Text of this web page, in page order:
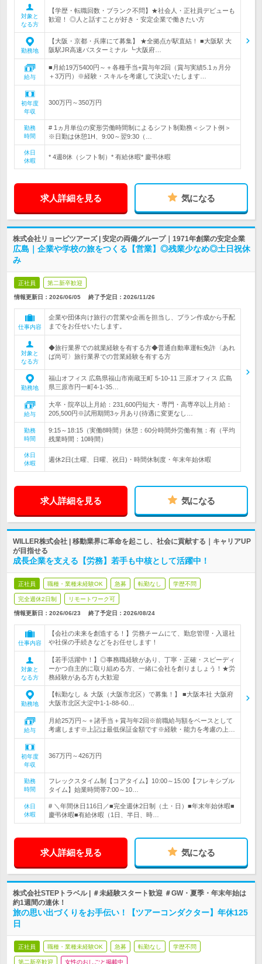
対象と
なる方
【学歴・転職回数・ブランク不問】★社会人・正社員デビューも
歓迎！ ◎人と話すことが好き・安定企業で働きたい方
勤務地
【大阪・京都・兵庫にて募集】 ★全拠点が駅直結！ ■大阪駅 大
阪駅JR高速バスターミナル ┗大阪府…
給与
■月給19万5400円～＋各種手当+賞与年2回（賞与実績5.1ヵ月分
＋3万円）※経験・スキルを考慮して決定いたします…
初年度
年収
300万円～350万円
勤務
時間
# 1ヵ月単位の変形労働時間制によるシフト制勤務＜シフト例＞
※日勤は休憩1H、9:00～翌9:30（…
休日
休暇
* 4週8休（シフト制）* 有給休暇* 慶弔休暇
求人詳細を見る 気になる
株式会社リョービツアーズ | 安定の両備グループ｜1971年創業の安定企業
広島｜企業や学校の旅をつくる【営業】◎残業少なめ◎土日祝休
み
正社員 第二新卒歓迎
情報更新日：2026/06/05 終了予定日： 2026/11/26
仕事内容
企業や団体向け旅行の営業や企画を担当し、プラン作成から手配
までをお任せいたします。
対象と
なる方
◆旅行業界での就業経験を有する方◆普通自動車運転免許〈あれ
ば尚可〉旅行業界での営業経験を有する方
勤務地
福山オフィス 広島県福山市南蔵王町 5-10-11 三原オフィス 広島
県三原市円一町4-1-35…
給与
大卒・院卒以上月給：231,600円短大・専門・高専卒以上月給：
205,500円※試用期間3ヶ月あり(待遇に変更なし…
勤務
時間
9:15～18:15（実働8時間）休憩：60分時間外労働有無：有（平均
残業時間：10時間）
休日
休暇
週休2日(土曜、日曜、祝日)・時間休制度・年末年始休暇
求人詳細を見る 気になる
WILLER株式会社 | 移動業界に革命を起こし、社会に貢献する｜キャリアUP
が目指せる
成長企業を支える【労務】若手も中核として活躍中！
正社員 職種・業種未経験OK 急募 転勤なし 学歴不問
完全週休2日制 リモートワーク可
情報更新日：2026/06/23 終了予定日： 2026/08/24
仕事内容
【会社の未来を創造する！】労務チームにて、勤怠管理・入退社
や社保の手続きなどをお任せします！
対象と
なる方
【若手活躍中！】◎事務職経験があり、丁寧・正確・スピーディ
ーかつ自主的に取り組める方、一緒に会社を創りましょう！★労
務経験がある方も大歓迎
勤務地
【転勤なし ＆ 大阪（大阪市北区）で募集！】 ■大阪本社 大阪府
大阪市北区大淀中1-1-88-60…
給与
月給25万円～＋諸手当＋賞与年2回※前職給与額をベースとして
考慮します※上記は最低保証金額です※経験・能力を考慮の上…
初年度
年収
367万円～426万円
勤務
時間
フレックスタイム制【コアタイム】10:00～15:00【フレキシブル
タイム】始業時間帯7:00～10…
休日
休暇
# ＼年間休日116日／■完全週休2日制（土・日）■年末年始休暇■
慶弔休暇■有給休暇（1日、半日、時…
求人詳細を見る 気になる
株式会社STEPトラベル | ＃未経験スタート歓迎 ＃GW・夏季・年末年始は
約1週間の連休！
旅の思い出づくりをお手伝い！【ツアーコンダクター】年休125
日
正社員 職種・業種未経験OK 急募 転勤なし 学歴不問
第二新卒歓迎 女性のおしごと掲載中